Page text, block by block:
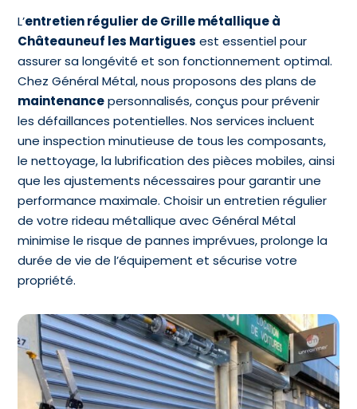
L’entretien régulier de Grille métallique à
Châteauneuf les Martigues est essentiel pour
assurer sa longévité et son fonctionnement optimal.
Chez Général Métal, nous proposons des plans de
maintenancepersonnalisés, conçus pour prévenir
les défaillances potentielles. Nos services incluent
une inspection minutieuse de tous les composants,
le nettoyage, la lubrification des pièces mobiles, ainsi
que les ajustements nécessaires pour garantir une
performance maximale. Choisir un entretien régulier
de votre rideau métallique avec Général Métal
minimise le risque de pannes imprévues, prolonge la
durée de vie de l’équipement et sécurise votre
propriété.